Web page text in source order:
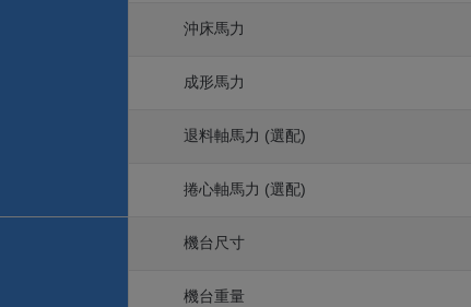
沖床馬力
成形馬力
退料軸馬力 (選配)
捲心軸馬力 (選配)
機台尺寸
機台重量